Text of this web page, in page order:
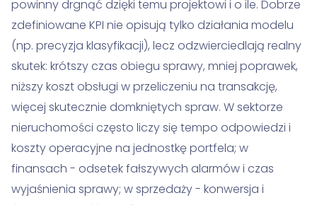
powinny drgnąć dzięki temu projektowi i o ile. Dobrze
zdefiniowane KPI nie opisują tylko działania modelu
(np. precyzja klasyfikacji), lecz odzwierciedlają realny
skutek: krótszy czas obiegu sprawy, mniej poprawek,
niższy koszt obsługi w przeliczeniu na transakcję,
więcej skutecznie domkniętych spraw. W sektorze
nieruchomości często liczy się tempo odpowiedzi i
koszty operacyjne na jednostkę portfela; w
finansach - odsetek fałszywych alarmów i czas
wyjaśnienia sprawy; w sprzedaży - konwersja i